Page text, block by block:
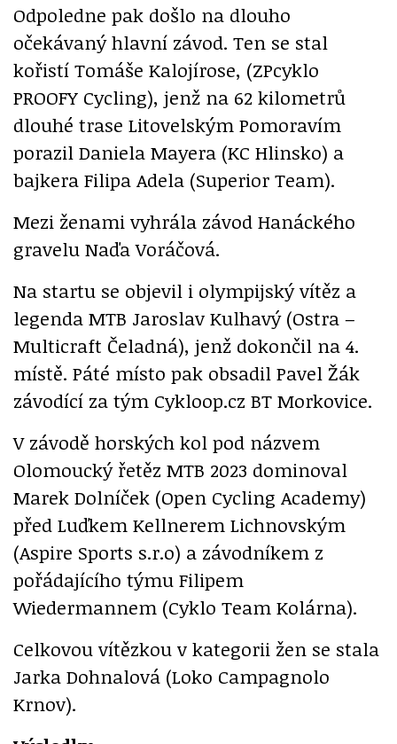
Odpoledne pak došlo na dlouho
očekávaný hlavní závod. Ten se stal
kořistí Tomáše Kalojírose, (ZPcyklo
PROOFY Cycling), jenž na 62 kilometrů
dlouhé trase Litovelským Pomoravím
porazil Daniela Mayera (KC Hlinsko) a
bajkera Filipa Adela (Superior Team).
Mezi ženami vyhrála závod Hanáckého
gravelu Naďa Voráčová.
Na startu se objevil i olympijský vítěz a
legenda MTB Jaroslav Kulhavý (Ostra –
Multicraft Čeladná), jenž dokončil na 4.
místě. Páté místo pak obsadil Pavel Žák
závodící za tým Cykloop.cz BT Morkovice.
V závodě horských kol pod názvem
Olomoucký řetěz MTB 2023 dominoval
Marek Dolníček (Open Cycling Academy)
před Luďkem Kellnerem Lichnovským
(Aspire Sports s.r.o) a závodníkem z
pořádajícího týmu Filipem
Wiedermannem (Cyklo Team Kolárna).
Celkovou vítězkou v kategorii žen se stala
Jarka Dohnalová (Loko Campagnolo
Krnov).